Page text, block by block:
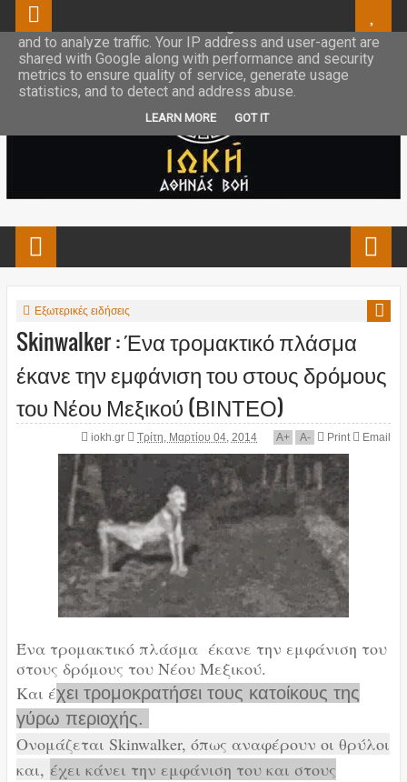
Εξωτερικές ειδήσεις
Skinwalker : Ένα τρομακτικό πλάσμα
έκανε την εμφάνιση του στους δρόμους
του Νέου Μεξικού (ΒΙΝΤΕΟ)
iokh.gr Τρίτη, Μαρτίου 04, 2014 A+ A- Print Email
Ένα τρομακτικό πλάσμα έκανε την εμφάνιση του
στους δρόμους του Νέου Μεξικού.
Και έχει τρομοκρατήσει τους κατοίκους της
γύρω περιοχής.
Ονομάζεται Skinwalker, όπως αναφέρουν οι θρύλοι
και, έχει κάνει την εμφάνιση του και στους
This site uses cookies from Google to deliver its services
and to analyze traffic. Your IP address and user-agent are
shared with Google along with performance and security
metrics to ensure quality of service, generate usage
statistics, and to detect and address abuse.
LEARN MORE GOT IT